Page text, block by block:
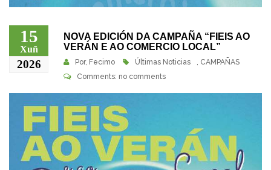
15
Xuñ
2026
NOVA EDICIÓN DA CAMPAÑA “FIEIS AO
VERÁN E AO COMERCIO LOCAL”
Por, Fecimo Últimas Noticias , CAMPAÑAS
Comments: no comments